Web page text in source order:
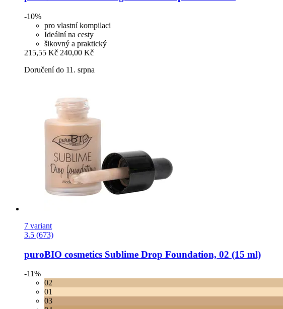
-10%
pro vlastní kompilaci
Ideální na cesty
šikovný a praktický
215,55 Kč 240,00 Kč
Doručení do 11. srpna
7 variant
3.5 (673)
puroBIO cosmetics Sublime Drop Foundation, 02 (15 ml)
-11%
02
01
03